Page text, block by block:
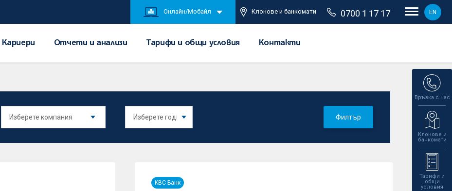
Онлайн/Мобайл Клонове и банкомати 0700 1 17 17 EN
Кариери Отчети и анализи Тарифи и общи условия Контакти
Връзка с нас
Клонове и
банкомати
Тарифи и
общи
условия
Филтър
KBC Банк